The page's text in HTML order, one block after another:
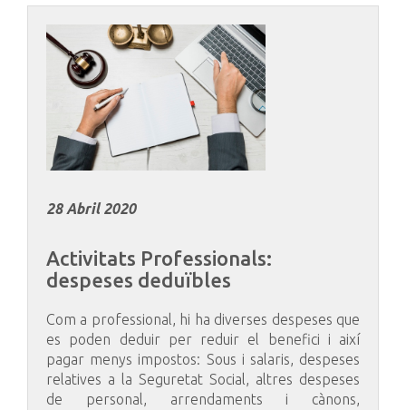
28 Abril 2020
Activitats Professionals:
despeses deduïbles
Com a professional, hi ha diverses despeses que
es poden deduir per reduir el benefici i així
pagar menys impostos: Sous i salaris, despeses
relatives a la Seguretat Social, altres despeses
de personal, arrendaments i cànons,